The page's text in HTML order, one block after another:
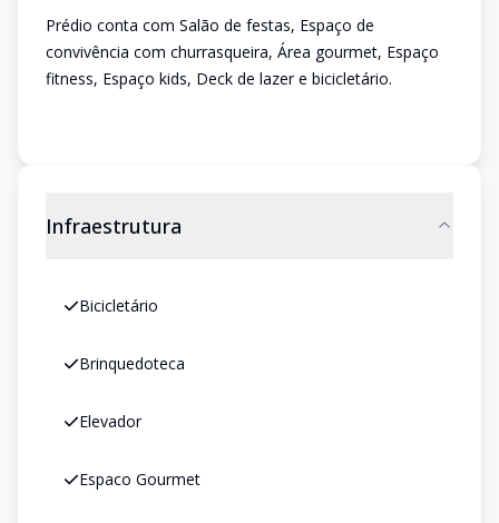
Prédio conta com Salão de festas, Espaço de
convivência com churrasqueira, Área gourmet, Espaço
fitness, Espaço kids, Deck de lazer e bicicletário.
Infraestrutura
Bicicletário
Brinquedoteca
Elevador
Espaco Gourmet